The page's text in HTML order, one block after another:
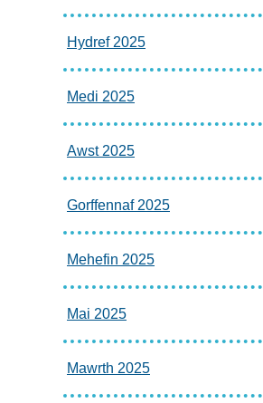
Hydref 2025
Medi 2025
Awst 2025
Gorffennaf 2025
Mehefin 2025
Mai 2025
Mawrth 2025